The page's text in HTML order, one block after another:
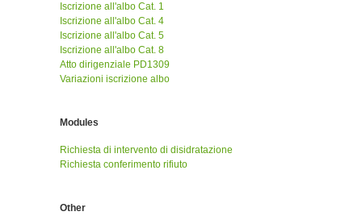
Iscrizione all'albo Cat. 1
Iscrizione all'albo Cat. 4
Iscrizione all'albo Cat. 5
Iscrizione all'albo Cat. 8
Atto dirigenziale PD1309
Variazioni iscrizione albo
Modules
Richiesta di intervento di disidratazione
Richiesta conferimento rifiuto
Other